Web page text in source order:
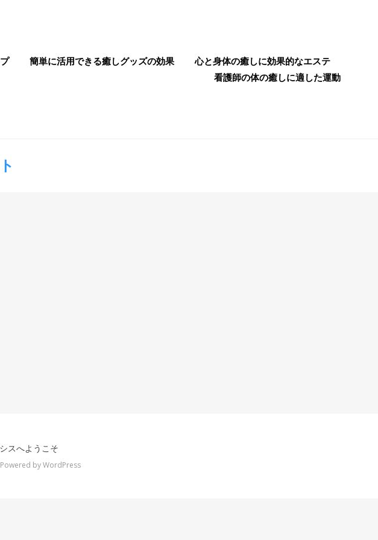
簡単に活用できる癒しグッズの効果
心と身体の癒しに効果的なエステ
看護師の体の癒しに適した運動
スへようこそ
Powered byWordPress